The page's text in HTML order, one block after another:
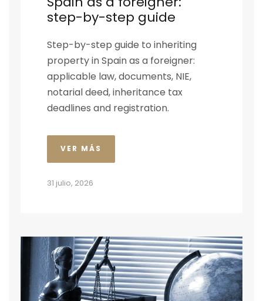
step-by-step guide
Step-by-step guide to inheriting
property in Spain as a foreigner:
applicable law, documents, NIE,
notarial deed, inheritance tax
deadlines and registration.
VER MÁS
31 julio, 2026